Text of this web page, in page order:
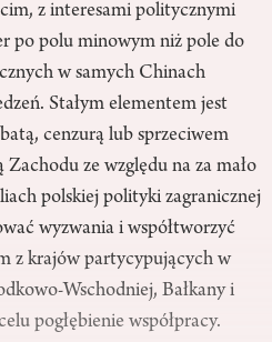
z interesami politycznymi
po polu minowym niż pole do
w samych Chinach
Stałym elementem jest
cenzurą lub sprzeciwem
ze względu na za mało
polskiej polityki zagranicznej
wyzwania i współtworzyć
z krajów partycypujących w
Wschodniej, Bałkany i
pogłębienie współpracy.